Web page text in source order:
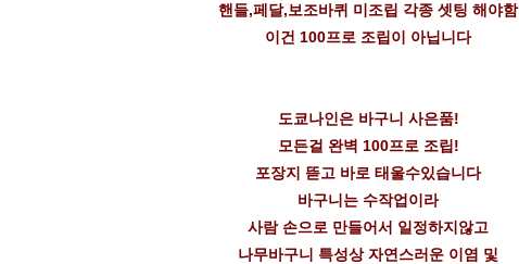
핸들,페달,보조바퀴 미조립 각종 셋팅 해야함
이건 100프로 조립이 아닙니다
도쿄나인은 바구니 사은품!
모든걸 완벽 100프로 조립!
포장지 뜯고 바로 태울수있습니다
바구니는 수작업이라
사람 손으로 만들어서 일정하지않고
나무바구니 특성상 자연스러운 이염 및